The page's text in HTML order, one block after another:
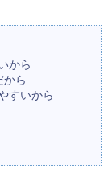
から
から
すいから